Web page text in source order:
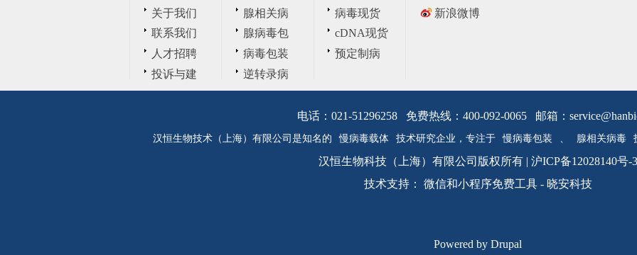
关于我们
联系我们
人才招聘
投诉与建
议
腺相关病
毒AAV
腺病毒包
装病毒包装
逆转录病
毒
病毒现货
cDNA现货
预定制病
新浪微博
电话：021-51296258 免费热线：400-092-0065 邮箱：
汉恒生物技术（上海）有限公司是知名的 慢病毒载体 技术研究企业，专注于 慢病毒包装 、 腺相关病毒
汉恒生物科技（上海）有限公司版权所有 | 沪ICP备12028140号-3
技术支持： 微信和小程序免费工具- 晓安科技
Powered by Drupal